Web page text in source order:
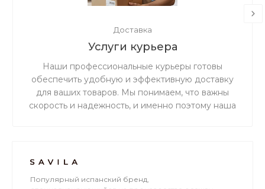
Доставка
Услуги курьера
Наши профессиональные курьеры готовы
обеспечить удобную и эффективную доставку
для ваших товаров. Мы понимаем, что важны
скорость и надежность, и именно поэтому наша
Популярный испанский бренд,